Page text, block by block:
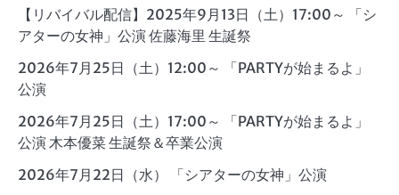
【リバイバル配信】2025年9月13日（土）17:00～ 「シ
アターの女神」公演 佐藤海里 生誕祭
2026年7月25日（土）12:00～ 「PARTYが始まるよ」
公演
2026年7月25日（土）17:00～ 「PARTYが始まるよ」
公演 木本優菜 生誕祭＆卒業公演
2026年7月22日（水） 「シアターの女神」公演